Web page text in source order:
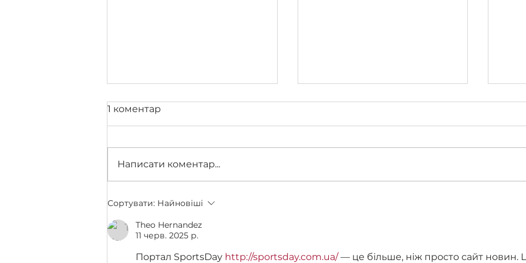
Юридична освіта в
Луцьку: що обрати?
«ПРАВО ТА
1 коментар
Написати коментар...
Сортувати: Найновіші
Theo Hernandez
11 черв. 2025 р.
Портал SportsDay http://sportsday.com.ua/ — це більше, ніж просто сайт новин.